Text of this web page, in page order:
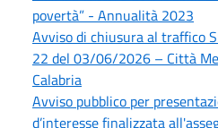
povertà” - Annualità 2023
Avviso di chiusura al traffico
22 del 03/06/2026 – Città
Calabria
Avviso pubblico per
d’interesse finalizzata